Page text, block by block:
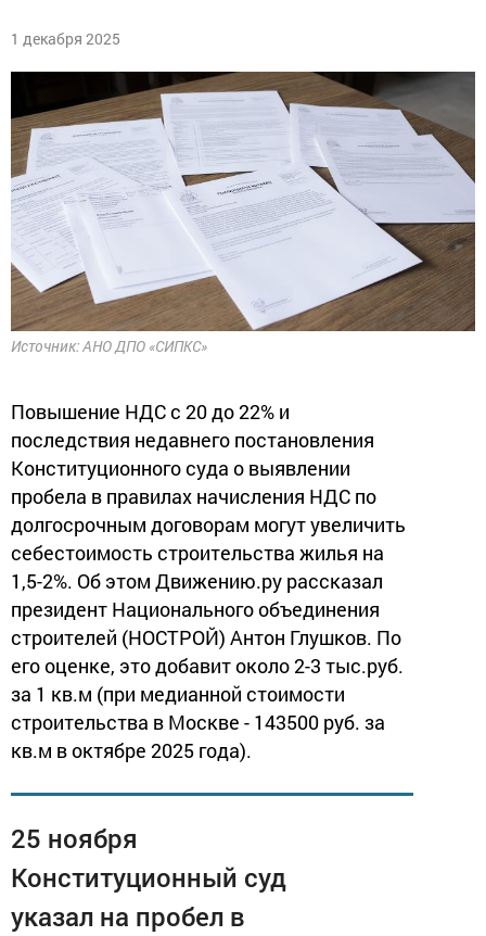
1 декабря 2025
Источник: АНО ДПО «СИПКС»
Повышение НДС с 20 до 22% и
последствия недавнего постановления
Конституционного суда о выявлении
пробела в правилах начисления НДС по
долгосрочным договорам могут увеличить
себестоимость строительства жилья на
1,5-2%. Об этом Движению.ру рассказал
президент Национального объединения
строителей (НОСТРОЙ) Антон Глушков. По
его оценке, это добавит около 2-3 тыс.руб.
за 1 кв.м (при медианной стоимости
строительства в Москве - 143500 руб. за
кв.м в октябре 2025 года).
25 ноября
Конституционный суд
указал на пробел в